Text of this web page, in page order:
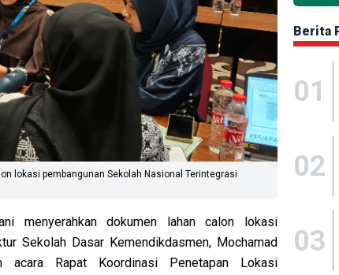
lokasi pembangunan Sekolah Nasional Terintegrasi
menyerahkan dokumen lahan calon lokasi
Sekolah Dasar Kemendikdasmen, Mochamad
acara Rapat Koordinasi Penetapan Lokasi
Berita
01
02
03